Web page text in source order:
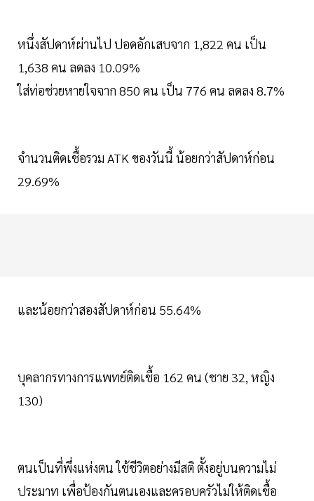
หนึ่งสัปดาห์ผ่านไป ปอดอักเสบจาก 1,822 คน เป็น
1,638 คน ลดลง 10.09%
ใส่ท่อช่วยหายใจจาก 850 คน เป็น 776 คน ลดลง 8.7%
จำนวนติดเชื้อรวม ATK ของวันนี้ น้อยกว่าสัปดาห์ก่อน
29.69%
และน้อยกว่าสองสัปดาห์ก่อน 55.64%
บุคลากรทางการแพทย์ติดเชื้อ 162 คน (ชาย 32, หญิง
130)
ตนเป็นที่พึ่งแห่งตน ใช้ชีวิตอย่างมีสติ ตั้งอยู่บนความไม่
ประมาท เพื่อป้องกันตนเองและครอบครัวไม่ให้ติดเชื้อ